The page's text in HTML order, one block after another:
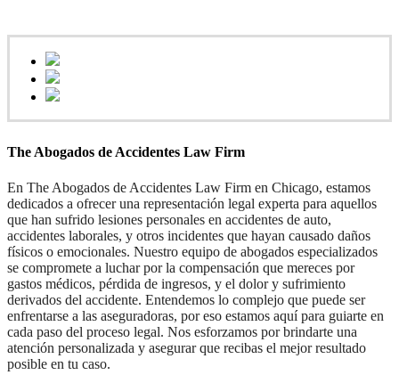
The Abogados de Accidentes Law Firm
En The Abogados de Accidentes Law Firm en Chicago, estamos
dedicados a ofrecer una representación legal experta para aquellos
que han sufrido lesiones personales en accidentes de auto,
accidentes laborales, y otros incidentes que hayan causado daños
físicos o emocionales. Nuestro equipo de abogados especializados
se compromete a luchar por la compensación que mereces por
gastos médicos, pérdida de ingresos, y el dolor y sufrimiento
derivados del accidente. Entendemos lo complejo que puede ser
enfrentarse a las aseguradoras, por eso estamos aquí para guiarte en
cada paso del proceso legal. Nos esforzamos por brindarte una
atención personalizada y asegurar que recibas el mejor resultado
posible en tu caso.